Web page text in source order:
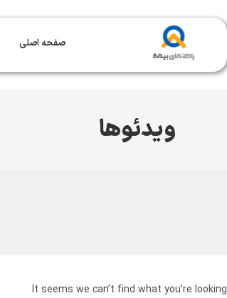
صفحه اصلی
ویدئوها
It seems we can’t find what you’re looking